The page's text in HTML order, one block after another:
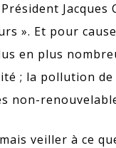
Jacques
». Et pour
en plus
; la pollution de
non-
veiller à ce